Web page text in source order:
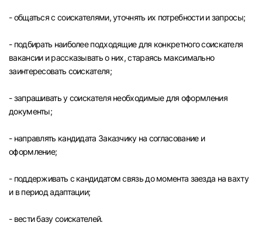
Вход в личный кабинет
Войдите в личный кабинет, чтобы
вакансии с контактами и оставлять отклики
- общаться с соискателями, уточнять их потребности и запросы;
- подбирать наиболее подходящие для конкретного соискателя
вакансии и рассказывать о них, стараясь максимально
заинтересовать соискателя;
- запрашивать у соискателя необходимые для оформления
документы;
- направлять кандидата Заказчику на согласование и
оформление;
- поддерживать с кандидатом связь до момента заезда на вахту
и в период адаптации;
- вести базу соискателей.